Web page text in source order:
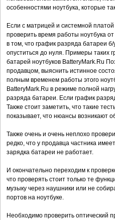
особенностями ноутбука, которые
Если с матрицей и системной
проверить время работы ноутбука
в том, что график разряда батареи
опуститься до нуля. Примеры таких
батарей ноутбуков BatteryMark.Ru
продавцом, выяснить истинное
полным временем работы этого
BatteryMark.Ru в режиме полной
разряда батареи. Если график
Также стоит заметить, что такие
показывает, что нюансы возникают
Также очень и очень неплохо
редко, что у продавца частника
зарядка батареи не работает.
И окончательно переходим к
что проверять стоит только те
музыку через наушники или не
портов на ноутбуке.
Необходимо проверить оптический